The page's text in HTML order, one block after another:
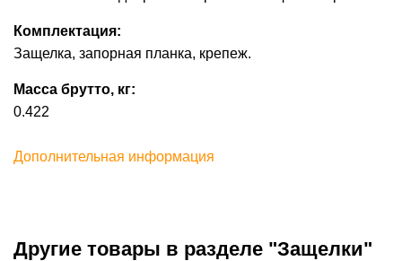
Комплектация:
Защелка, запорная планка, крепеж.
Масса брутто, кг:
0.422
Дополнительная информация
Другие товары в разделе "Защелки"